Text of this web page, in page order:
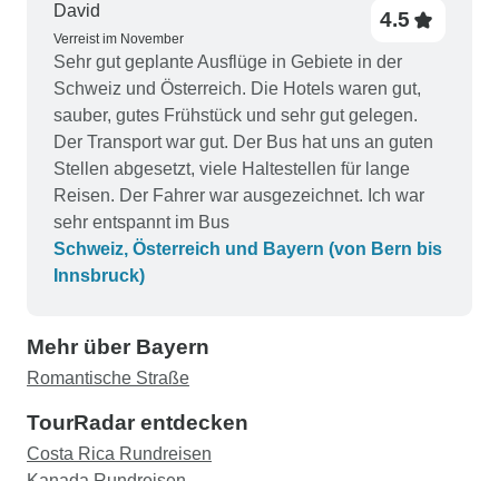
David
Verreist im November
4.5
Sehr gut geplante Ausflüge in Gebiete in der
Schweiz und Österreich. Die Hotels waren gut,
sauber, gutes Frühstück und sehr gut gelegen.
Der Transport war gut. Der Bus hat uns an guten
Stellen abgesetzt, viele Haltestellen für lange
Reisen. Der Fahrer war ausgezeichnet. Ich war
sehr entspannt im Bus
Schweiz, Österreich und Bayern (von Bern bis
Innsbruck)
Mehr über Bayern
Romantische Straße
TourRadar entdecken
Costa Rica Rundreisen